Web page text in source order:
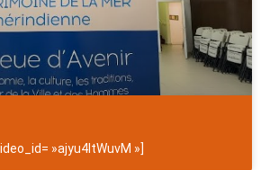
»ajyu4ltWuvM »]